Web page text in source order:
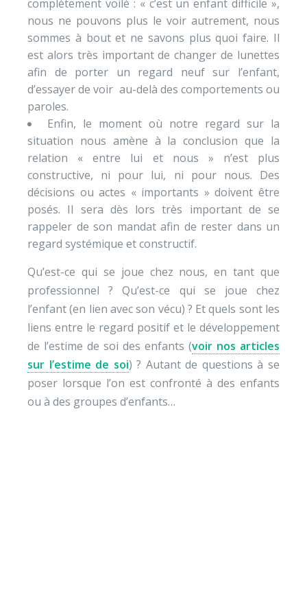
complètement voilé : « c’est un enfant difficile »,
nous ne pouvons plus le voir autrement, nous
sommes à bout et ne savons plus quoi faire. Il
est alors très important de changer de lunettes
afin de porter un regard neuf sur l’enfant,
d’essayer de voir au-delà des comportements ou
paroles.
Enfin, le moment où notre regard sur la
situation nous amène à la conclusion que la
relation « entre lui et nous » n’est plus
constructive, ni pour lui, ni pour nous. Des
décisions ou actes « importants » doivent être
posés. Il sera dès lors très important de se
rappeler de son mandat afin de rester dans un
regard systémique et constructif.
Qu’est-ce qui se joue chez nous, en tant que
professionnel ? Qu’est-ce qui se joue chez
l’enfant (en lien avec son vécu) ? Et quels sont les
liens entre le regard positif et le développement
de l’estime de soi des enfants (voir nos articles
sur l’estime de soi) ? Autant de questions à se
poser lorsque l’on est confronté à des enfants
ou à des groupes d’enfants…